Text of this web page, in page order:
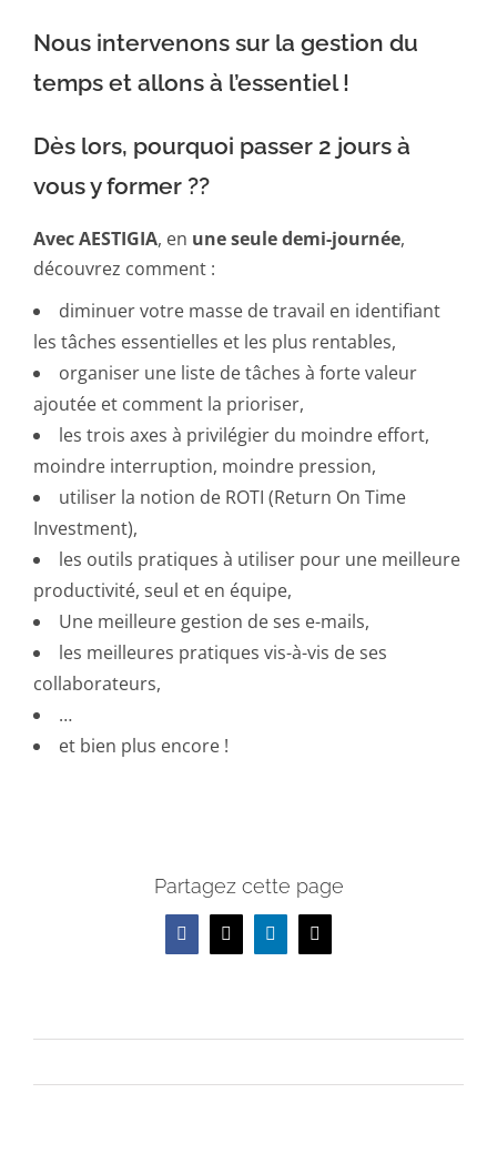
Nous intervenons sur la gestion du
temps et allons à l’essentiel !
Dès lors, pourquoi passer 2 jours à
vous y former ??
Avec AESTIGIA, en une seule demi-journée,
découvrez comment :
diminuer votre masse de travail en identifiant
les tâches essentielles et les plus rentables,
organiser une liste de tâches à forte valeur
ajoutée et comment la prioriser,
les trois axes à privilégier du moindre effort,
moindre interruption, moindre pression,
utiliser la notion de ROTI (Return On Time
Investment),
les outils pratiques à utiliser pour une meilleure
productivité, seul et en équipe,
Une meilleure gestion de ses e-mails,
les meilleures pratiques vis-à-vis de ses
collaborateurs,
…
et bien plus encore !
Partagez cette page
Facebook
X LinkedInEmail